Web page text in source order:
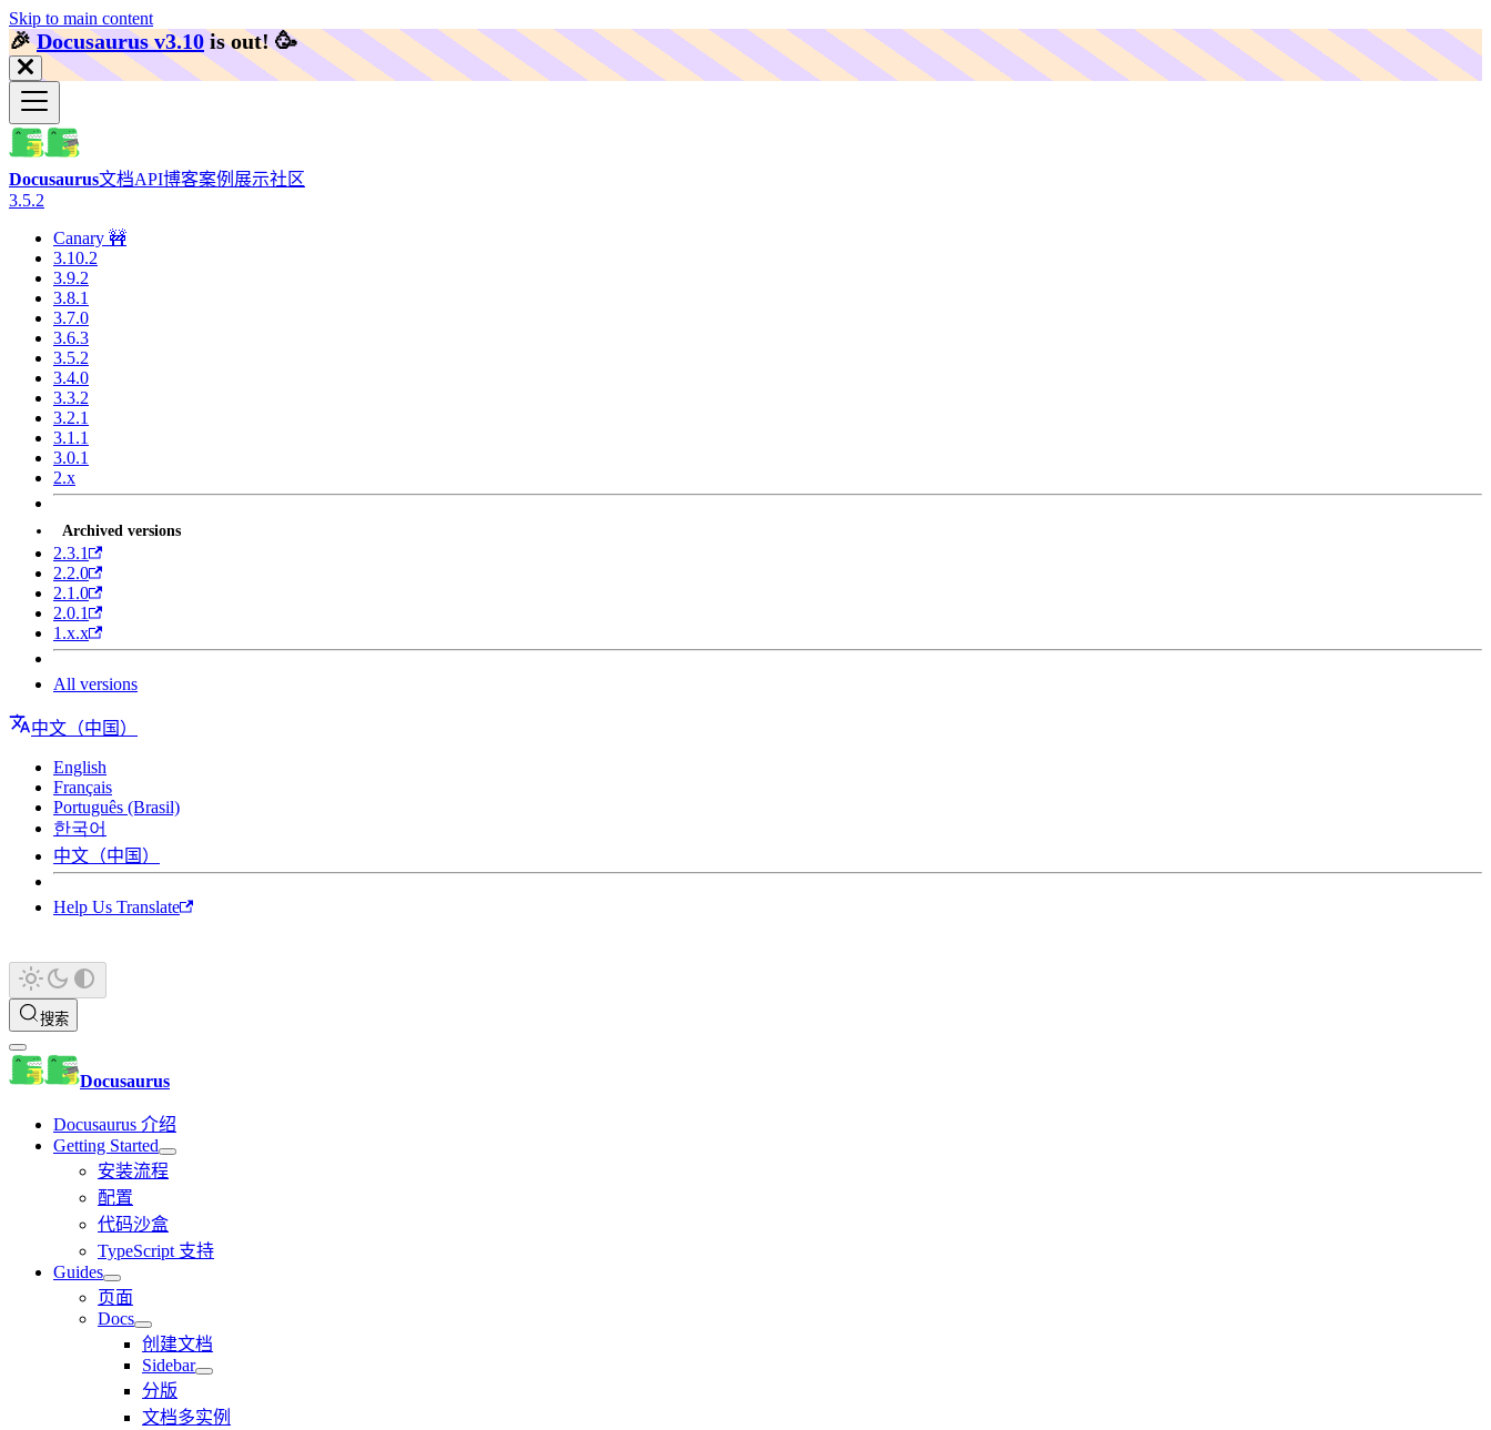
Skip to main content
🎉️Docusaurus v3.10 is out! 🥳️
Docusaurus文档API博客案例展示社区
3.5.2
Canary 🚧
3.10.2
3.9.2
3.8.1
3.7.0
3.6.3
3.5.2
3.4.0
3.3.2
3.2.1
3.1.1
3.0.1
2.x
Archived versions
2.3.1
2.2.0
2.1.0
2.0.1
1.x.x
All versions
中文（中国）
English
Français
Português (Brasil)
한국어
中文（中国）
Help Us Translate
搜索
Docusaurus
Docusaurus 介绍
Getting Started
安装流程
配置
代码沙盒
TypeScript 支持
Guides
页面
Docs
创建文档
Sidebar
分版
文档多实例